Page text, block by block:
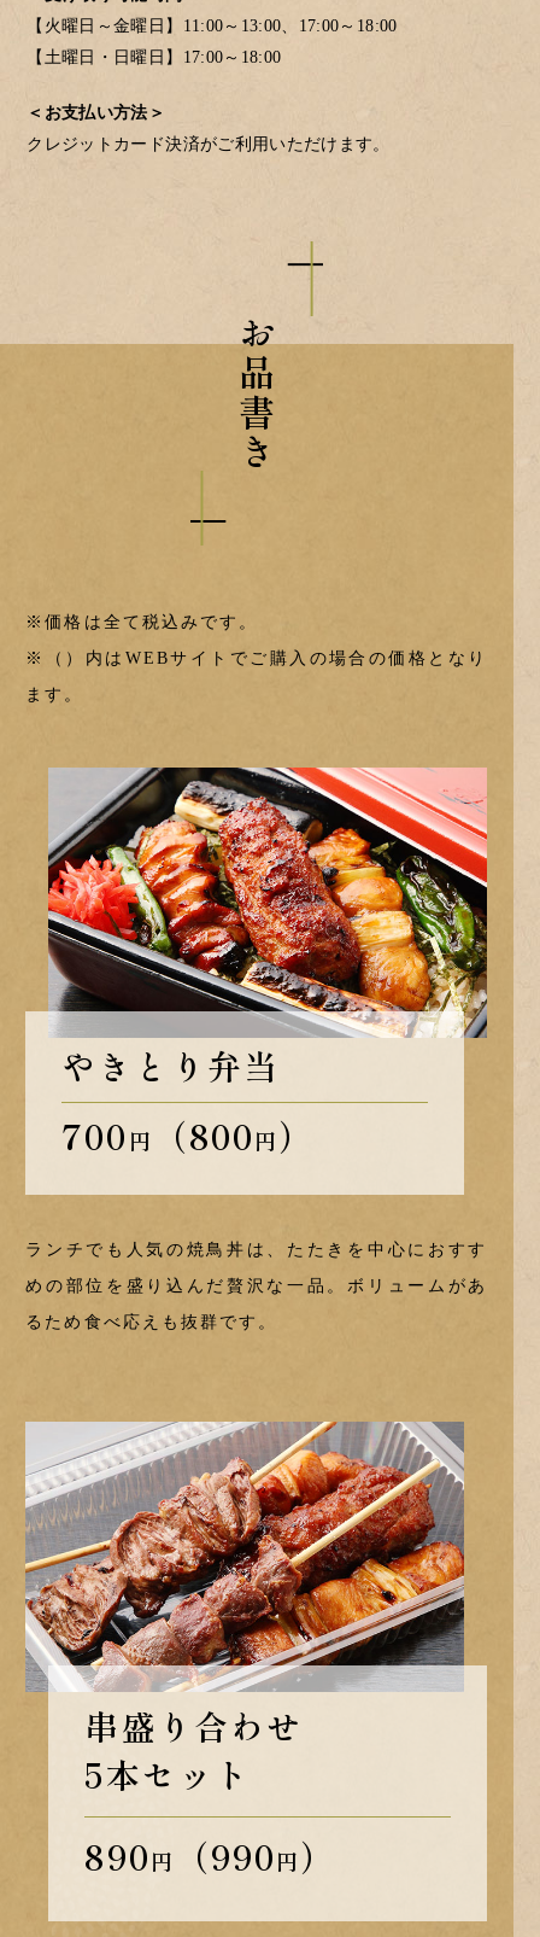
【火曜日～金曜日】11:00～13:00、17:00～18:00
【土曜日・日曜日】17:00～18:00
＜お支払い方法＞
クレジットカード決済がご利用いただけます。
お品書き
※価格は全て税込みです。
※（）内はWEBサイトでご購入の場合の価格となり
ます。
やきとり弁当
700 円 （800円）
ランチでも人気の焼鳥丼は、たたきを中心におすす
めの部位を 盛り込んだ贅沢な一品。ボリュームがあ
るため食べ応えも抜群です。
串盛り合わせ
5本セット
890円 （990円）